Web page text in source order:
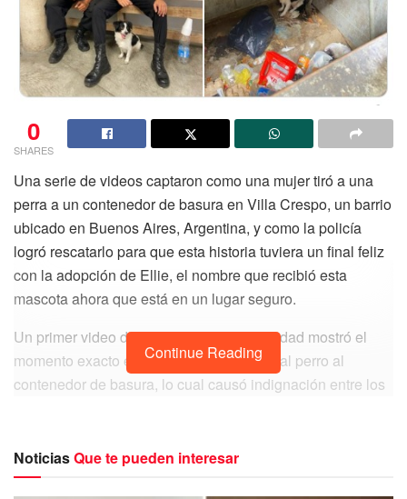
0
SHARES
Una serie de videos captaron como una mujer tiró a una
perra a un contenedor de basura en Villa Crespo, un barrio
ubicado en Buenos Aires, Argentina, y como la policía
logró rescatarlo para que esta historia tuviera un final feliz
con la adopción de Ellie, el nombre que recibió esta
mascota ahora que está en un lugar seguro.
Un primer video de una cámara de seguridad mostró el
momento exacto en que una mujer tiraba al perro al
contenedor de basura, lo cual causó indignación entre los
Continue Reading
NoticiasQue te pueden interesar